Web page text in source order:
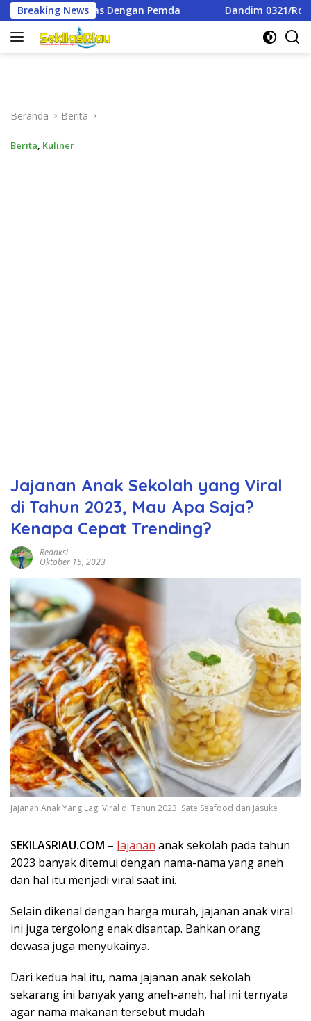
Langsung
ke
konten
Breaking NewsDandim 0321/Rohil Dampingi Irdam XIX/TT Dan
Beranda Berita
Berita, Kuliner
Jajanan Anak Sekolah yang Viral
di Tahun 2023, Mau Apa Saja?
Kenapa Cepat Trending?
Redaksi
Oktober 15, 2023
Jajanan Anak Yang Lagi Viral di Tahun 2023. Sate Seafood dan Jasuke
SEKILASRIAU.COM – Jajanan anak sekolah pada tahun
2023 banyak ditemui dengan nama-nama yang aneh
dan hal itu menjadi viral saat ini.
Selain dikenal dengan harga murah, jajanan anak viral
ini juga tergolong enak disantap. Bahkan orang
dewasa juga menyukainya.
Dari kedua hal itu, nama jajanan anak sekolah
sekarang ini banyak yang aneh-aneh, hal ini ternyata
agar nama makanan tersebut mudah